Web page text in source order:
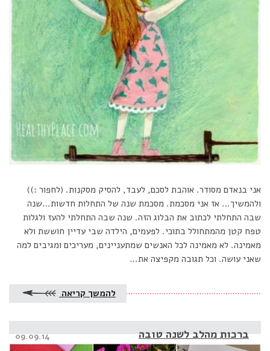
אני בנאדם מסודר. אוהבת לסכם, לעבד, להסיק מסקנות. (לחפור :))
ולהמשיך… אז אני מסכמת. מסכמת שנה של התחלות חדשות…שנה
שבה התחלתי לכתוב את הבלוג הזה. שנה שבה התחלתי להעז ולגלות
טפח קטן מהמתחולל בתוכי. לפעמים, הילדה שבי עדיין חוששת ולא
מאמינה. לא מאמינה לכל האנשים שמתעניינים, מעריכים ומגיבים למה
שאני עושה. וכל תגובה מקפיצה את…
להמשך קריאה
ברכות מהלב לשנה טובה Posted
on
09.09.14